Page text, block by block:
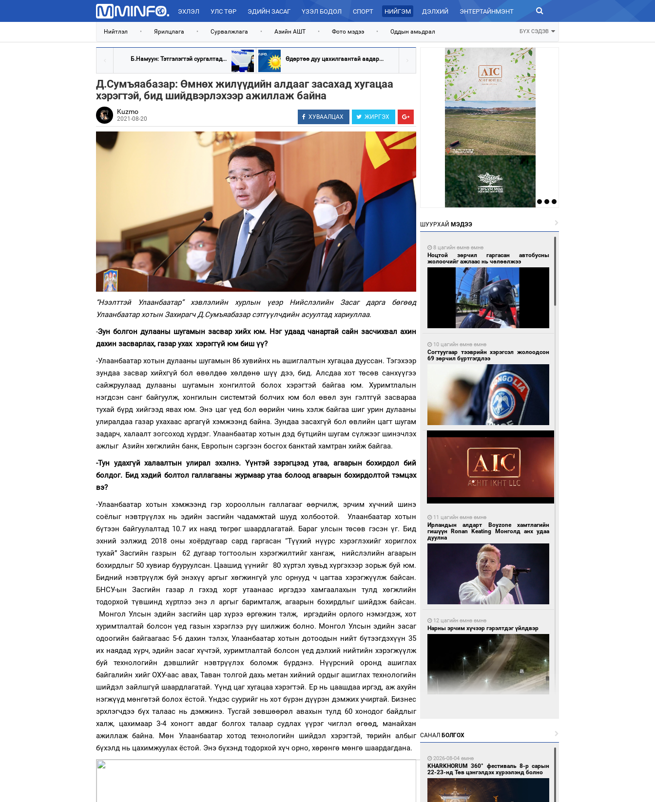
ЭХЛЭЛ УЛС ТӨР ЭДИЙН ЗАСАГ ҮЗЭЛ БОДОЛ СПОРТ НИЙГЭМ ДЭЛХИЙ ЭНТЕРТАЙНМЭНТ ЗУРХАЙ
Нийтлэл • Ярилцлага • Сурвалжлага • Азийн АШТ • Фото мэдээ • Оддын амьдрал БҮХ СЭДЭВ
Б.Намуун: Тэтгэлэгтэй сургалтад... Өдөртөө дуу цахилгаантай аадар...
Д.Сумъяабазар: Өмнөх жилүүдийн алдааг засахад хугацаа
хэрэгтэй, бид шийдвэрлэхээр ажиллаж байна
Kuzmo
2021-08-20 ХУВААЛЦАХ ЖИРГЭХ
“Нээлттэй Улаанбаатар” хэвлэлийн хурлын үеэр Нийслэлийн Засаг дарга бөгөөд
Улаанбаатар хотын Захирагч Д.Сумъяабазар сэтгүүлчдийн асуултад хариуллаа.
-Зун болгон дулааны шугамын засвар хийх юм. Нэг удаад чанартай сайн засчихвал ахин
дахин засварлах, газар ухах хэрэггүй юм биш үү?
-Улаанбаатар хотын дулааны шугамын 86 хувийнх нь ашиглалтын хугацаа дууссан. Тэгэхээр
зундаа засвар хийхгүй бол өвөлдөө хөлдөнө шүү дээ, бид. Алсдаа хот төсөв санхүүгээ
сайжруулаад дулааны шугамын хонгилтой болох хэрэгтэй байгаа юм. Хуримтлалын
нэгдсэн санг байгуулж, хонгилын системтэй болчих юм бол өвөл зун гэлтгүй засвараа
тухай бүрд хийгээд явах юм. Энэ цаг үед бол өөрийн чинь хэлж байгаа шиг урин дулааны
улиралдаа газар ухахаас аргагүй хэмжээнд байна. Зундаа засахгүй бол өвлийн цагт шугам
задарч, халаалт зогсоход хүрдэг. Улаанбаатар хотын дэд бүтцийн шугам сүлжээг шинэчлэх
ажлыг Азийн хөгжлийн банк, Европын сэргээн босгох банктай хамтран хийж байгаа.
-Тун удахгүй халаалтын улирал эхэлнэ. Үүнтэй зэрэгцээд утаа, агаарын бохирдол бий
болдог. Бид хэдий болтол галлагааны журмаар утаа болоод агаарын бохирдолтой тэмцэх
вэ?
-Улаанбаатар хотын хэмжээнд гэр хорооллын галлагааг өөрчилж, эрчим хүчний шинэ
соёлыг нэвтрүүлэх нь эдийн засгийн чадамжтай шууд холбоотой. Улаанбаатар хотын
бүтээн байгуулалтад 10.7 их наяд төгрөг шаардлагатай. Бараг улсын төсөв гэсэн үг. Бид
эхний ээлжид 2018 оны хоёрдугаар сард гаргасан “Түүхий нүүрс хэрэглэхийг хориглох
тухай” Засгийн газрын 62 дугаар тогтоолын хэрэгжилтийг хангаж, нийслэлийн агаарын
бохирдлыг 50 хувиар бууруулсан. Цаашид үүнийг 80 хүртэл хувьд хүргэхээр зорьж буй юм.
Бидний нэвтрүүлж буй энэхүү аргыг хөгжингүй улс орнууд ч цагтаа хэрэгжүүлж байсан.
БНСУ-ын Засгийн газар л гэхэд хорт утаанаас иргэдээ хамгаалахын тулд хөгжлийн
тодорхой түвшинд хүртлээ энэ л аргыг баримталж, агаарын бохирдлыг шийдэж байсан.
Монгол Улсын эдийн засгийн цар хүрээ өргөжин тэлж, иргэдийн орлого нэмэгдэж, хот
хуримтлалтай болсон үед газын хэрэглээ рүү шилжиж болно. Монгол Улсын эдийн засаг
одоогийн байгаагаас 5-6 дахин тэлэх, Улаанбаатар хотын дотоодын нийт бүтээгдэхүүн 35
их наядад хүрч, эдийн засаг хүчтэй, хуримтлалтай болсон үед дэлхий нийтийн хэрэгжүүлж
буй технологийн дэвшлийг нэвтрүүлэх боломж бүрдэнэ. Нүүрсний оронд ашиглах
байгалийн хийг ОХУ-аас авах, Таван толгой дахь метан хийний ордыг ашиглах технологийн
шийдэл зайлшгүй шаардлагатай. Үүнд цаг хугацаа хэрэгтэй. Ер нь цаашдаа иргэд, аж ахуйн
нэгжүүд мөнгөтэй болох ёстой. Үндэс суурийг нь хот бүрэн дүүрэн дэмжих учиртай. Бизнес
эрхлэгчдээ бүх талаас нь дэмжинэ. Тусгай зөвшөөрөл авахын тулд 60 хонодог байдлыг
халж, цахимаар 3-4 хоногт авдаг болгох талаар судлах үүрэг чиглэл өгөөд, манайхан
ажиллаж байна. Мөн Улаанбаатар хотод технологийн шийдэл хэрэгтэй, төрийн албыг
бүхэлд нь цахимжуулах ёстой. Энэ бүхэнд тодорхой хүч орно, хөрөнгө мөнгө шаардагдана.
ШУУРХАЙ МЭДЭЭ
8 цагийн өмнө өмнө
Ноцтой зөрчил гаргасан автобусны
жолоочийг ажлаас нь чөлөөлжээ
10 цагийн өмнө өмнө
Согтуугаар тээврийн хэрэгсэл жолоодсон
69 зөрчил бүртгэгдлээ
11 цагийн өмнө өмнө
Ирландын алдарт Boyzone хамтлагийн
гишүүн Ronan Keating Монголд анх удаа
дуулна
12 цагийн өмнө өмнө
Нарны эрчим хүчээр гэрэлтдэг үйлдвэр
САНАЛ БОЛГОХ
2026-08-04 өмнө
KHARKHORUM 360° фестиваль 8-р сарын
22-23-нд Төв цэнгэлдэх хүрээлэнд болно